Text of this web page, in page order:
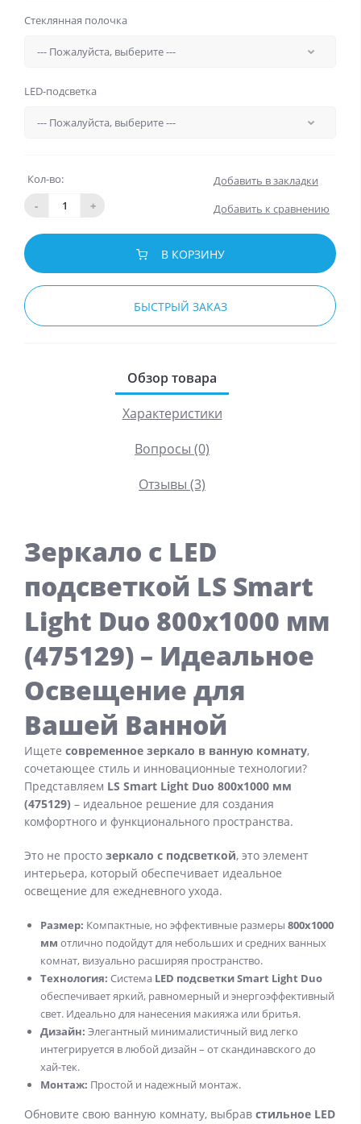
Стеклянная полочка
LED-подсветка
Кол-во:
-
+
Добавить в закладки
Добавить к сравнению
В КОРЗИНУ
БЫСТРЫЙ ЗАКАЗ
Обзор товара
Характеристики
Вопросы (0)
Отзывы (3)
Зеркало с LED
подсветкой LS Smart
Light Duo 800х1000 мм
(475129) – Идеальное
Освещение для
Вашей Ванной
Ищете современное зеркало в ванную комнату,
сочетающее стиль и инновационные технологии?
Представляем LS Smart Light Duo 800х1000 мм
(475129) – идеальное решение для создания
комфортного и функционального пространства.
Это не просто зеркало с подсветкой, это элемент
интерьера, который обеспечивает идеальное
освещение для ежедневного ухода.
Размер: Компактные, но эффективные размеры 800х1000
мм отлично подойдут для небольших и средних ванных
комнат, визуально расширяя пространство.
Технология: Система LED подсветки Smart Light Duo
обеспечивает яркий, равномерный и энергоэффективный
свет. Идеально для нанесения макияжа или бритья.
Дизайн: Элегантный минималистичный вид легко
интегрируется в любой дизайн – от скандинавского до
хай-тек.
Монтаж: Простой и надежный монтаж.
Обновите свою ванную комнату, выбрав стильное LED